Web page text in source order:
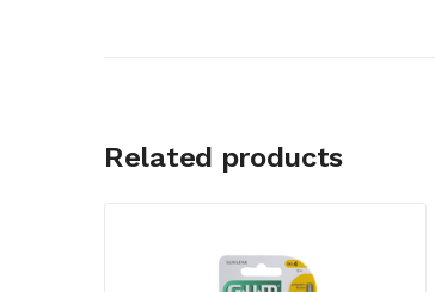
Related products